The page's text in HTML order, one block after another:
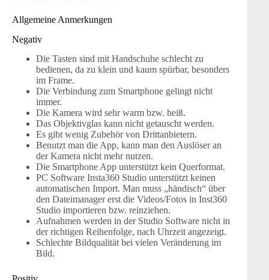
Allgemeine Anmerkungen
Negativ
Die Tasten sind mit Handschuhe schlecht zu
bedienen, da zu klein und kaum spürbar, besonders
im Frame.
Die Verbindung zum Smartphone gelingt nicht
immer.
Die Kamera wird sehr warm bzw. heiß.
Das Objektivglas kann nicht getauscht werden.
Es gibt wenig Zubehör von Drittanbietern.
Benutzt man die App, kann man den Auslöser an
der Kamera nicht mehr nutzen.
Die Smartphone App unterstützt kein Querformat.
PC Software Insta360 Studio unterstützt keinen
automatischen Import. Man muss „händisch“ über
den Dateimanager erst die Videos/Fotos in Inst360
Studio importieren bzw. reinziehen.
Aufnahmen werden in der Studio Software nicht in
der richtigen Reihenfolge, nach Uhrzeit angezeigt.
Schlechte Bildqualität bei vielen Veränderung im
Bild.